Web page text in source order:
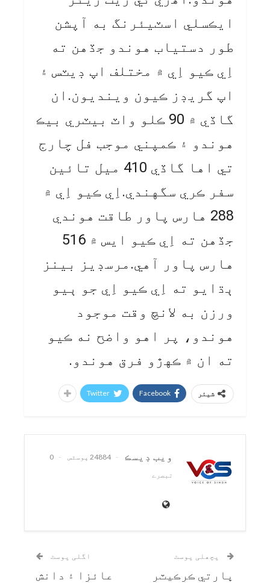
ايڪسلي اسٽيئرنگ به آپشن
طور دستياب هوندو جڏهن ته
اِي ڪيو اِي ۾ مختلف اپ ڊيٽس ۽
اپ گريڊز ڪيون وينديون.ان
گاڏي ۾ 90 ڪلو واٽ بيٽري بيڪ
هوندو ۽ ڪمپني موجب فل چارج
تي اها گاڏي 410 ميل تائين
سفر ڪري سگهندي.اِي ڪيو اِي ۾
288 هارس پاور طاقت هوندي
جڏهن ته اِي ڪيو ايس ۾ 516
هارس پاور آهي.مرسڊيز بينز
ٻڌايو ته اِي ڪيو اِي جو ٻيو
ورزن به لانچ وقت موجود
هوندو، پر اهو واضح نه ڪيو
ته ان ۾ ڪهڙو فرق هوندو.
شیئر Facebook
Twitter
ويب ڊيسڪ 24884 پوسٹس
0
تبصرے
پچھلی پوسٹ
ڀارتي ڪرڪيٽر
اگلی پوسٹ
عائزا ۽ دانش